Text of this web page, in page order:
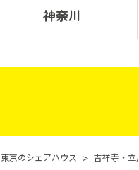
神奈川
東京のシェアハウス > 吉祥寺・立